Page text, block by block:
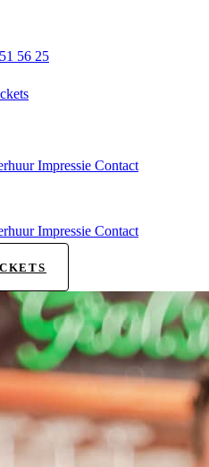
56 25
Impressie Contact
Impressie Contact